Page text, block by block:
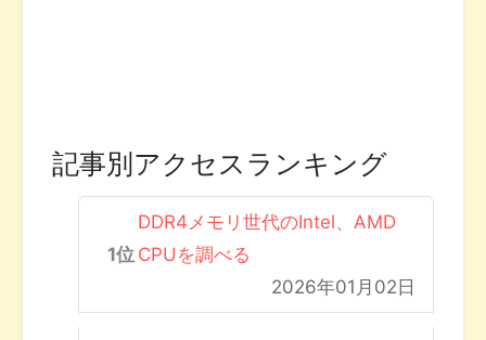
記事別アクセスランキング
DDR4メモリ世代のIntel、AMD
CPUを調べる
2026年01月02日